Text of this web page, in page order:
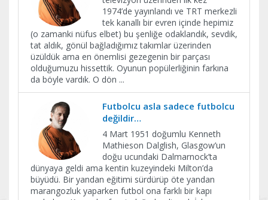
1974’de yayınlandı ve TRT merkezli
tek kanallı bir evren içinde hepimiz
(o zamanki nüfus elbet) bu şenliğe odaklandık, sevdik,
tat aldık, gönül bağladığımız takımlar üzerinden
üzüldük ama en önemlisi gezegenin bir parçası
olduğumuzu hissettik. Oyunun popülerliğinin farkına
da böyle vardık. O dön ...
Futbolcu asla sadece futbolcu
değildir…
4 Mart 1951 doğumlu Kenneth
Mathieson Dalglish, Glasgow’un
doğu ucundaki Dalmarnock’ta
dünyaya geldi ama kentin kuzeyindeki Milton’da
büyüdü. Bir yandan eğitimi sürdürüp öte yandan
marangozluk yaparken futbol ona farklı bir kapı